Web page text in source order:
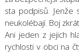
sta podpisů. Jenže
neukolébají. Boj
Ani jeden z jejich
rychlosti v obci na